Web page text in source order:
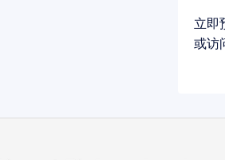
立即
或访